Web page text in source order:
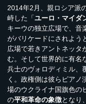
2014年2月、親ロシア派
峙した「ユーロ・マイダ
キーウの独立広場で、音
がバリケードにされよう
広場で若きアントネッタ
む。そして世界的に有名
兵士のヴォロディミル、
く。政権側は彼らピアノ
場のウクライナ国旗色の
の平和革命の象徴となり